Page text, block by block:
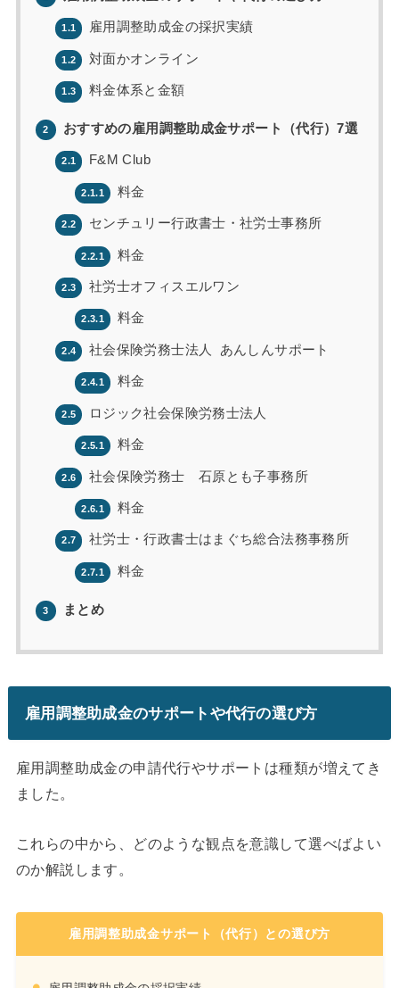
1.1 雇用調整助成金の採択実績
1.2 対面かオンライン
1.3 料金体系と金額
2 おすすめの雇用調整助成金サポート（代行）7選
2.1 F&M Club
2.1.1 料金
2.2 センチュリー行政書士・社労士事務所
2.2.1 料金
2.3 社労士オフィスエルワン
2.3.1 料金
2.4 社会保険労務士法人 あんしんサポート
2.4.1 料金
2.5 ロジック社会保険労務士法人
2.5.1 料金
2.6 社会保険労務士 石原とも子事務所
2.6.1 料金
2.7 社労士・行政書士はまぐち総合法務事務所
2.7.1 料金
3 まとめ
雇用調整助成金のサポートや代行の選び方
雇用調整助成金の申請代行やサポートは種類が増えてき
ました。
これらの中から、どのような観点を意識して選べばよい
のか解説します。
雇用調整助成金サポート（代行）との選び方